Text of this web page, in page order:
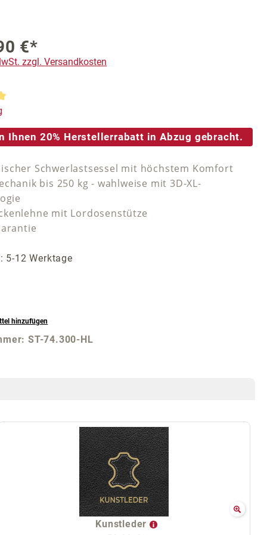
€*
zzgl. Versandkosten
Bewertung von 5 von 5 Sternen
Ihnen 20% Herstellerrabatt in Abzug gebracht.
Schwerlastsessel mit höchstem Komfort
bis 250 kg - wahlweise mit 3D-XL-
mit Lordosenstütze
5-12 Werktage
hinzufügen
ST-74.300-HL
Kunstleder